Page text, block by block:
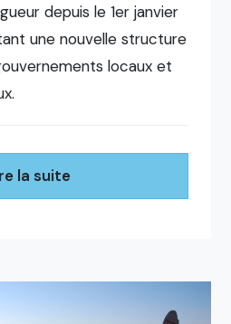
depuis le 1er janvier
une nouvelle structure
locaux et
la suite